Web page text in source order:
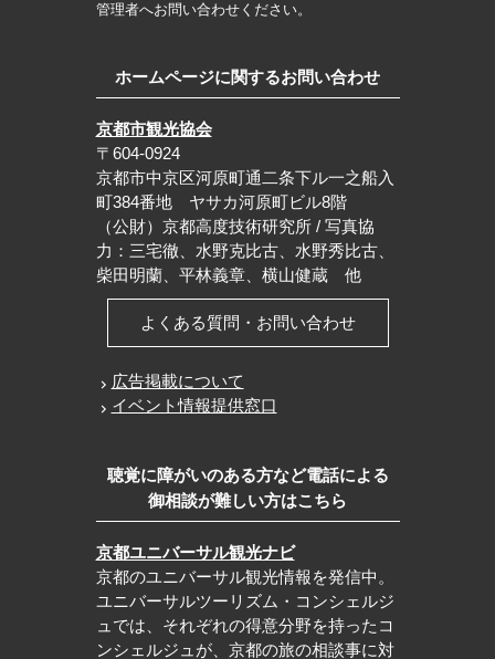
管理者へお問い合わせください。
ホームページに関するお問い合わせ
京都市観光協会
〒604-0924
京都市中京区河原町通二条下ル一之船入
町384番地 ヤサカ河原町ビル8階
（公財）京都高度技術研究所 / 写真協
力：三宅徹、水野克比古、水野秀比古、
柴田明蘭、平林義章、横山健蔵 他
よくある質問・お問い合わせ
広告掲載について
イベント情報提供窓口
聴覚に障がいのある方など電話による
御相談が難しい方はこちら
京都ユニバーサル観光ナビ
京都のユニバーサル観光情報を発信中。
ユニバーサルツーリズム・コンシェルジ
ュでは、それぞれの得意分野を持ったコ
ンシェルジュが、京都の旅の相談事に対